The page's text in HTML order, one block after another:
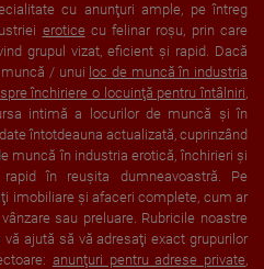
cu anunţuri ample, pe întreg
eroticecu felinar roşu, prin care
grupul vizat, eficient şi rapid. Dacă
/ unui loc de muncă în industria
închiriere o locuinţă pentru întâlniri,
intimă a locurilor de muncă şi în
întotdeauna actualizată, cuprinzând
muncă în industria erotică, închirieri şi
în reuşita dumneavoastră. Pe
imobiliare şi afaceri complete, cum ar
sau preluare. Rubricile noastre
ajută să vă adresaţi exact grupurilor
anunţuri pentru adrese private,